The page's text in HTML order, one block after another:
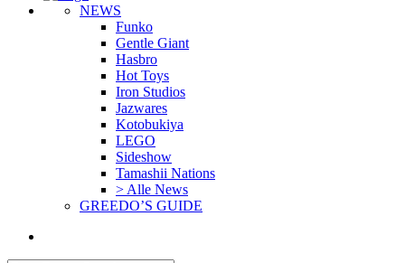
NEWS
Funko
Gentle Giant
Hasbro
Hot Toys
Iron Studios
Jazwares
Kotobukiya
LEGO
Sideshow
Tamashii Nations
> Alle News
GREEDO’S GUIDE